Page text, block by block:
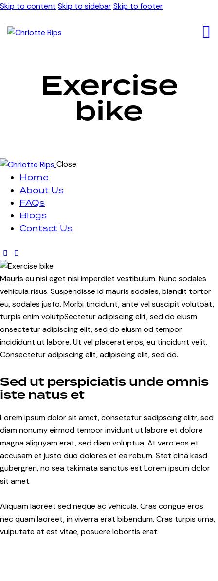
Skip to content Skip to sidebarSkip to footer
Exercise
bike
Close
Home
About Us
FAQs
Blogs
Contact Us
Mauris eu nisi eget nisi imperdiet vestibulum. Nunc sodales
vehicula risus. Suspendisse id mauris sodales, blandit tortor
eu, sodales justo. Morbi tincidunt, ante vel suscipit volutpat,
turpis enim volutpSectetur adipiscing elit, sed do eiusm
onsectetur adipiscing elit, sed do eiusm od tempor
incididunt ut labore. Ut vel placerat eros, eu tincidunt velit.
Consectetur adipiscing elit, adipiscing elit, sed do.
Sed ut perspiciatis unde omnis
iste natus et
Lorem ipsum dolor sit amet, consetetur sadipscing elitr, sed
diam nonumy eirmod tempor invidunt ut labore et dolore
magna aliquyam erat, sed diam voluptua. At vero eos et
accusam et justo duo dolores et ea rebum. Stet clita kasd
gubergren, no sea takimata sanctus est Lorem ipsum dolor
sit amet.
Aliquam laoreet sed neque ac vehicula. Cras congue eros
nec quam laoreet, in viverra erat bibendum. Cras turpis urna,
vulputate at est vitae, posuere lobortis erat.